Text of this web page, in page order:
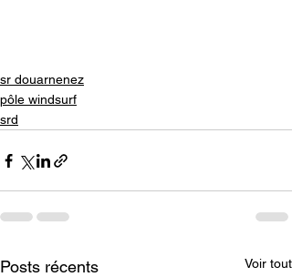
sr douarnenez
pôle windsurf
srd
Posts récents Voir tout